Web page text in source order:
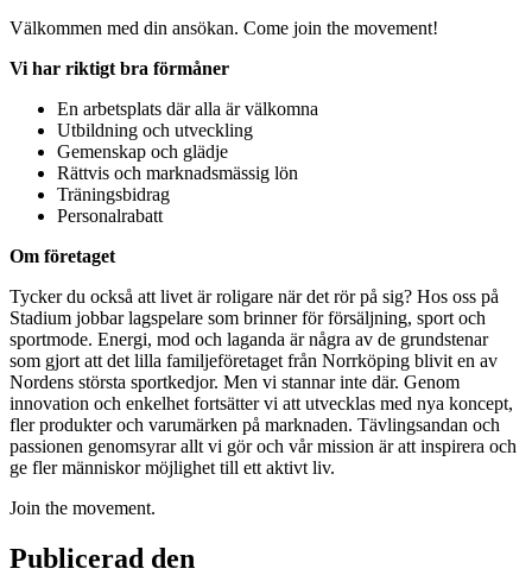
Välkommen med din ansökan. Come join the movement!
Vi har riktigt bra förmåner
En arbetsplats där alla är välkomna
Utbildning och utveckling
Gemenskap och glädje
Rättvis och marknadsmässig lön
Träningsbidrag
Personalrabatt
Om företaget
Tycker du också att livet är roligare när det rör på sig? Hos oss på
Stadium jobbar lagspelare som brinner för försäljning, sport och
sportmode. Energi, mod och laganda är några av de grundstenar
som gjort att det lilla familjeföretaget från Norrköping blivit en av
Nordens största sportkedjor. Men vi stannar inte där. Genom
innovation och enkelhet fortsätter vi att utvecklas med nya koncept,
fler produkter och varumärken på marknaden. Tävlingsandan och
passionen genomsyrar allt vi gör och vår mission är att inspirera och
ge fler människor möjlighet till ett aktivt liv.
Join the movement.
Publicerad den